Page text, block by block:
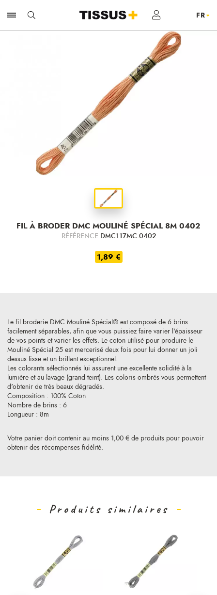
FIL À BRODER DMC MOULINÉ SPÉCIAL 8M 0402
RÉFÉRENCE DMC117MC.0402
1,89 €
Votre panier doit contenir au moins 1,00 € de produits pour pouvoir
obtenir des récompenses fidélité.
Le fil broderie DMC Mouliné Spécial® est composé de 6 brins
facilement séparables, afin que vous puissiez faire varier l'épaisseur
de vos points et varier les effets. Le coton utilisé pour produire le
Mouliné Spécial 25 est mercerisé deux fois pour lui donner un joli
dessus lisse et un brillant exceptionnel.
Les colorants sélectionnés lui assurent une excellente solidité à la
lumière et au lavage (grand teint). Les coloris ombrés vous permettent
d'obtenir de très beaux dégradés.
Composition : 100% Coton
Nombre de brins : 6
Longueur : 8m
Produits similaires